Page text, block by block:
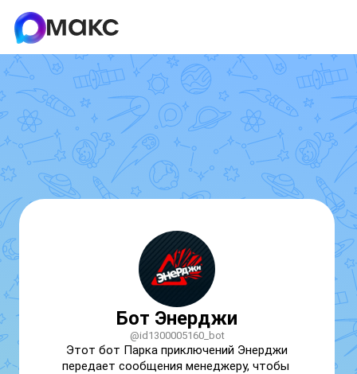
Бот Энерджи
@id1300005160_bot
Этот бот Парка приключений Энерджи
передает сообщения менеджеру, чтобы